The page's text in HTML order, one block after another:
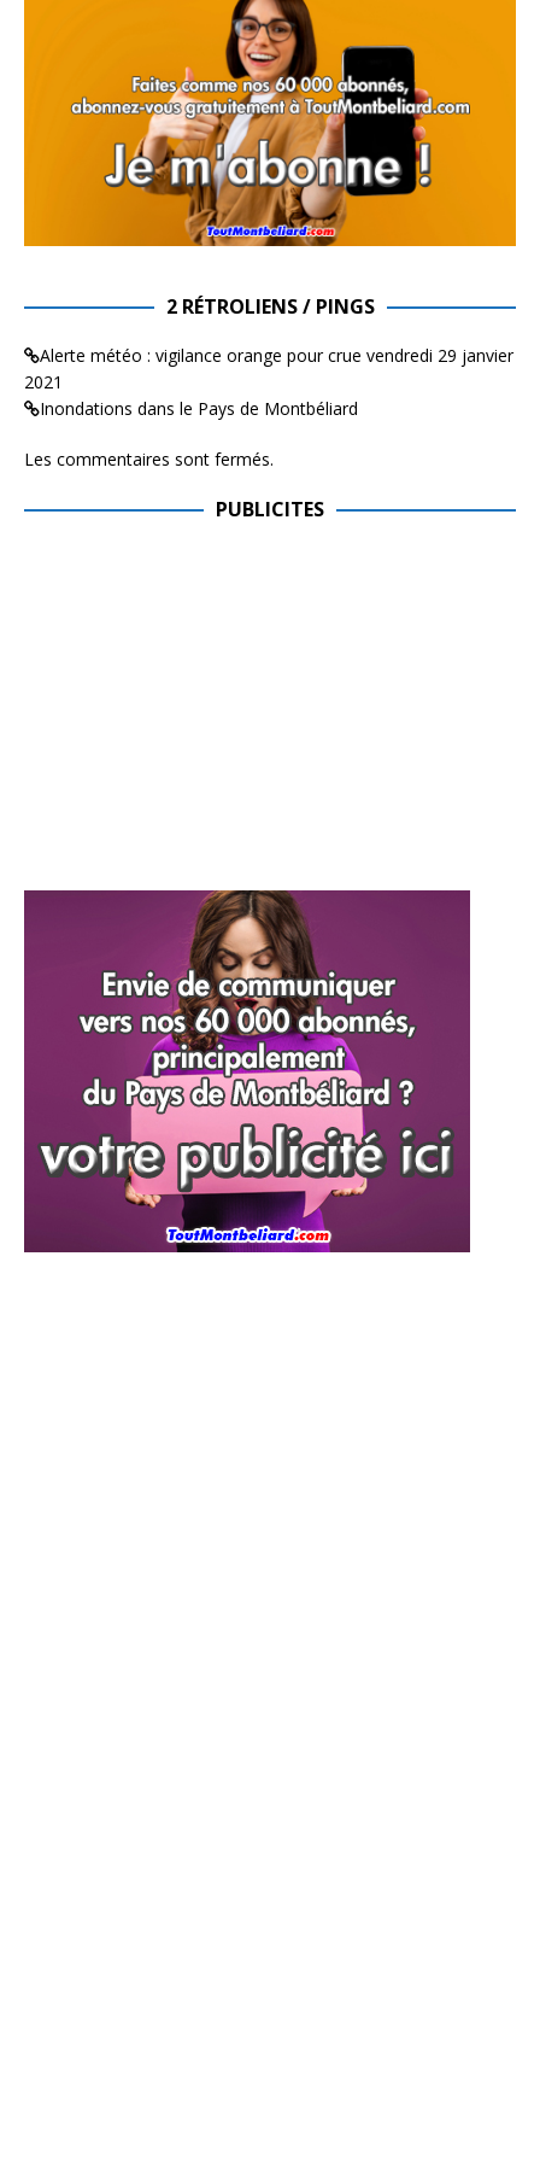
2 RÉTROLIENS / PINGS
Alerte météo : vigilance orange pour crue vendredi 29 janvier
2021
Inondations dans le Pays de Montbéliard
Les commentaires sont fermés.
PUBLICITES